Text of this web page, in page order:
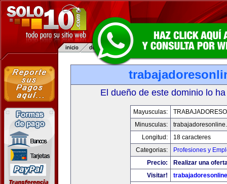
El dueño de este dominio lo
Mayusculas:
Minusculas:
Longitud:
18 caracteres
Categorias:
Profesiones y
Precio:
Realizar una
Visitar!